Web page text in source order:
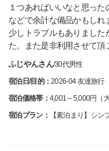
１つあればいいなと思っ
などで余計な備品かもしれ
少しトラブルもありました
た。また是非利用させて頂
ふじやんさん/30代男性
宿泊日/目的：2026-04 友達旅行
宿泊価格帯： 4,001～5,000円（
宿泊プラン：
【素泊まり】シン